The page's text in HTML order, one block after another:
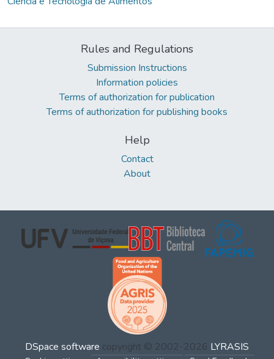
Rules and Regulations
Submission Instructions
Information policies
Terms of authorization for publication
Terms of authorization for publishing books
Help
Contact
About
DSpace software copyright © 2002-2026 LYRASIS